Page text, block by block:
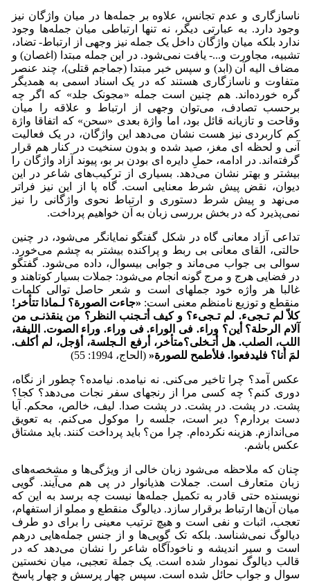
ناسازگاری و عدم تجانس، علاوه بر جمله‌ها در میان واژگان نیز
وجود دارد. به عبارتی دیگر، نه تنها ارتباطی میان جمله‌ها وجود
ندارد بلکه میان واژگان داخل یک جمله نیز وجهی از ارتباط- تضاد،
تشبیه، مجاورت و...- یافت نمی‌شود. در این جمله مبتدا (اغصان) و
مضاف الیه آن (ابد) و سپس خبر مبتدا (جماجم قتلی)، چند عنصر
متفاوت و ناسازگاری هستند که در یک اسناد اسمی به همدیگر
گره خورده‌اند. هم چنین است جمله «مجونک جلد» که اگر چه
برحسب تصادف، می‌توان وجهی از ارتباط و علاقه را میان
وقاحت و تازیانه قائل بود، اما واژة بعدی «سحن» که اتفاقا واژة
کم کاربردی نیز هست نشان می‌دهد این واژگان، در یک فعالیت
آنی و لحظه ای مغز، صید شده و بدون سنخیت در کنار هم قرار
گرفته‌اند. در ادامه، حملِ دایره ای بودن بر بو، پیوند آزاد واژگان را
بیشتر و بهتر نشان می‌دهد. بسیاری از ترکیب‌های شاعر در این
دیوان، نقض پیش شرط معنایی است. گاه پا از این نیز فراتر
می‌نهد و پیش شرط دستوری و ارتباط نحوی واژگانی را نیز
نمی‌پذیرد که در بخش بررسی زبان به آن خواهیم پرداخت.
تداعی آزاد معانی گاه در شکل گفتگو نمایانگر می‌شود، در چنین
حالتی، القای معانی بی ربط و پراکنده بیشتر به چشم می‌خورد.
سوالی بی جواب می‌ماند و جوابی بی­سوال، داده می‌شود. گفتگو
در فضایی هرج و مرج گونه انجام می‌شود: جملات بسیار کوتاهند و
غالبا هر واژه خود جمله­ای است و شعر حاصل توالی کلمات
منقطع و توزیع نامنظم معنی است: «جاءت الصورة؟ لـماذا تتأخر!
کلاّ لم تـجیء. لم تـجیء؟ و کیف أتـجنب النظر؟ من ینقذنـی من
آلام الرحلة؟ أین؟ وراء. فی الوراء. فی وراء. وراء الصوت. اللیفة،
اللب، الصلب. هل أتـخلى؟متأخر، أرفع الـجلسة، أؤجل، لم أکلف.
لمَ أنا؟ فلیدفعوا. فلأطمح للصورة‍« (الحاج، 1994: 55)
عکس آمد؟ چرا تاخیر می‌کنی. نه نیامده. نیامده؟ چطور از نگاه،
دوری کنم؟ چه کسی مرا از رنجهای سفر نجات می‌دهد؟ کجا؟
پشت. در پشت. در پشت. در پشت صدا. لیف، خالص، محکم. آیا
دست بردارم؟ دیر است، جلسه را موکول می‌کنم. به تعویق
می‌اندازم. هزینه نکرده‌ام. چرا من؟ باید پرداخت کنند. باید مشتاق
عکس باشم.
چنان که ملاحظه می‌شود زبان خالی از ویژگی‌ها و مشخصه‌های
زبان متعارف است. جملات هذیان­وار در پی هم می‌آیند. گویی
نویسنده حتی قادر به تکمیل جمله‌ها نیست چه برسد به این که
میان آن‌ها ارتباط برقرار سازد. دیالوگ منقطع و مملو از استفهام،
تعجب، اثبات و نفی است و هیچ ترتیب معینی را برای دو طرف
دیالوگ نمی‌شناسد. بلکه تک گویی‌ها و از جنس جمله‌هایی درهم
است و سیر اندیشه و ناخودآگاه شاعر را نشان می‌دهد که در
قالب دیالوگ نمودار شده است. یک جملة تعجبی، میان نخستین
سوال و جواب حائل شده است. سپس چهار پرسش و چهار پاسخ